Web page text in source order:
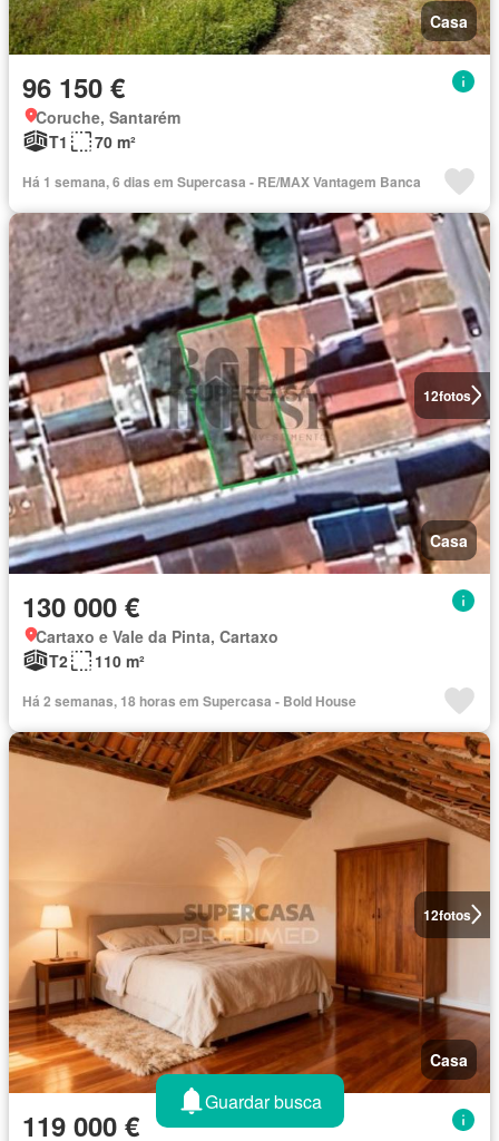
Casa
96 150 €
Coruche, Santarém
T1
70 m²
Há 1 semana, 6 dias em Supercasa - RE/MAX Vantagem Banca
12fotos
Casa
130 000 €
Cartaxo e Vale da Pinta, Cartaxo
T2
110 m²
Há 2 semanas, 18 horas em Supercasa - Bold House
12fotos
Casa
119 000 €
Guardar busca